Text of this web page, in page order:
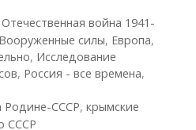
война 1941-
силы, Европа,
, Исследование
, Россия - все времена,
Родине-СССР, крымские
СССР